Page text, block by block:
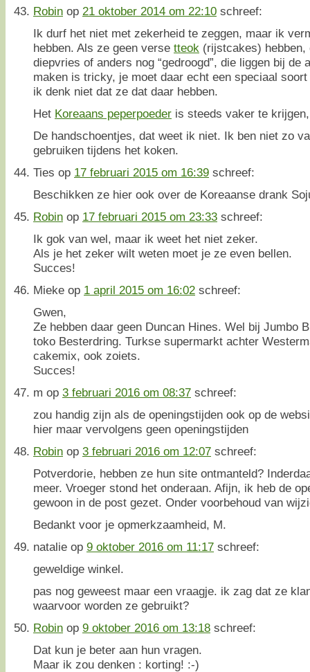
Robin op 21 oktober 2014 om 22:10 schreef:
Ik durf het niet met zekerheid te zeggen, maar ik
hebben. Als ze geen verse tteok (rijstcakes)
diepvries of anders nog “gedroogd”, die liggen bij de
maken is tricky, je moet daar echt een speciaal
ik denk niet dat ze dat daar hebben.
Het Koreaans peperpoeder is steeds vaker te
De handschoentjes, dat weet ik niet. Ik ben niet zo
gebruiken tijdens het koken.
Ties op 17 februari 2015 om 16:39 schreef:
Beschikken ze hier ook over de Koreaanse drank
Robin op 17 februari 2015 om 23:33 schreef:
Ik gok van wel, maar ik weet het niet zeker.
Als je het zeker wilt weten moet je ze even bellen.
Succes!
Mieke op 1 april 2015 om 16:02 schreef:
Gwen,
Ze hebben daar geen Duncan Hines. Wel bij Jumbo
toko Besterdring. Turkse supermarkt achter
cakemix, ook zoiets.
Succes!
m op 3 februari 2016 om 08:37 schreef:
zou handig zijn als de openingstijden ook op de
hier maar vervolgens geen openingstijden
Robin op 3 februari 2016 om 12:07 schreef:
Potverdorie, hebben ze hun site ontmanteld?
meer. Vroeger stond het onderaan. Afijn, ik heb de
gewoon in de post gezet. Onder voorbehoud van
Bedankt voor je opmerkzaamheid, M.
natalie op 9 oktober 2016 om 11:17 schreef:
geweldige winkel.
pas nog geweest maar een vraagje. ik zag dat ze
waarvoor worden ze gebruikt?
Robin op 9 oktober 2016 om 13:18 schreef:
Dat kun je beter aan hun vragen.
Maar ik zou denken : korting! :-)